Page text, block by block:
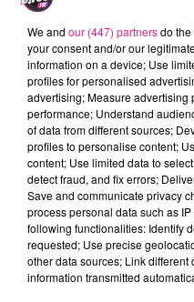
Le défilé partira le
Carnot jusqu'à la place
à saint Nicolas les
l'Hôtel de ville. Ce défilé
chars autour du thème
terre, le feu et le vent.
LES RENDEZ-VOUS DE SAINT
Après les « Rendez-
découvrez les «
la deuxième année
proposer un spectacle
Stanislas, qui retracera
We and our (447) partnersdo
your consent and/or our
information on a device; Use
profiles for personalised
advertising; Measure advertising
performance; Understand
of data from different sources;
profiles to personalise content;
content; Use limited data to
detect fraud, and fix errors;
Save and communicate privacy
process personal data such as
following functionalities: Identify
requested; Use precise
other data sources; Link
information transmitted